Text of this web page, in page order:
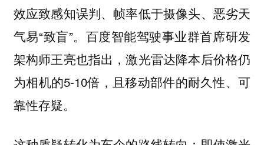
效应致感知误判、帧率低于摄像头、恶劣天
气易“致盲”。百度智能驾驶事业群首席研发
架构师王亮也指出，激光雷达降本后价格仍
为相机的5-10倍，且移动部件的耐久性、可
靠性存疑。